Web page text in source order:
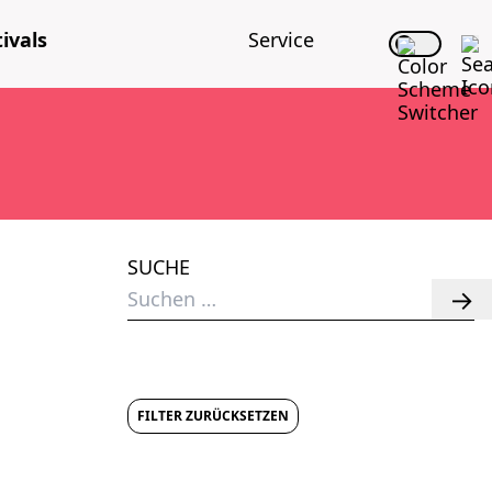
Ser­vice
SUCHE
Suchen
nach:
FILTER ZURÜCKSETZEN